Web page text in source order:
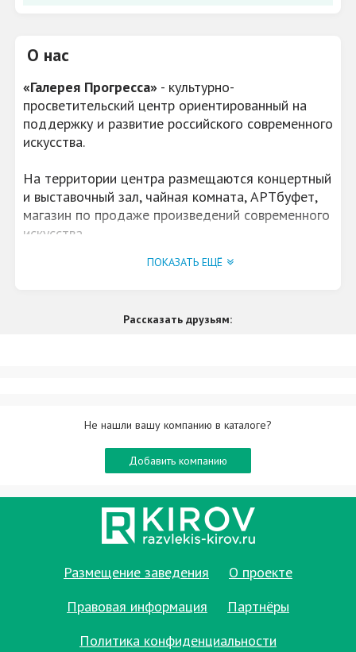
О нас
«Галерея Прогресса» - культурно-
просветительский центр ориентированный на
поддержку и развитие российского современного
искусства.
На территории центра размещаются концертный
и выставочный зал, чайная комната, АРТбуфет,
магазин по продаже произведений современного
искусства.
На сегодняшний день ЦСИ «Галерея Прогресса»,
знакомиться с произведениями современного
ПОКАЗАТЬ ЕЩЁ
Рассказать друзьям:
Не нашли вашу компанию в каталоге?
Добавить компанию
Размещение заведения
О проекте
Правовая информация
Партнёры
Политика конфиденциальности